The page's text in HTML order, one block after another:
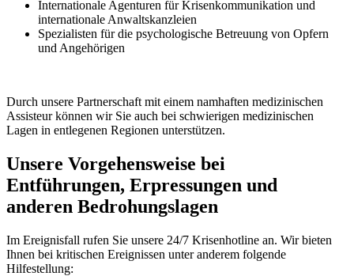
Internationale Agenturen für Krisenkommunikation und
internationale Anwaltskanzleien
Spezialisten für die psychologische Betreuung von Opfern
und Angehörigen
Durch unsere Partnerschaft mit einem namhaften medizinischen
Assisteur können wir Sie auch bei schwierigen medizinischen
Lagen in entlegenen Regionen unterstützen.
Unsere Vorgehensweise bei
Entführungen, Erpressungen und
anderen Bedrohungslagen
Im Ereignisfall rufen Sie unsere 24/7 Krisenhotline an. Wir bieten
Ihnen bei kritischen Ereignissen unter anderem folgende
Hilfestellung: